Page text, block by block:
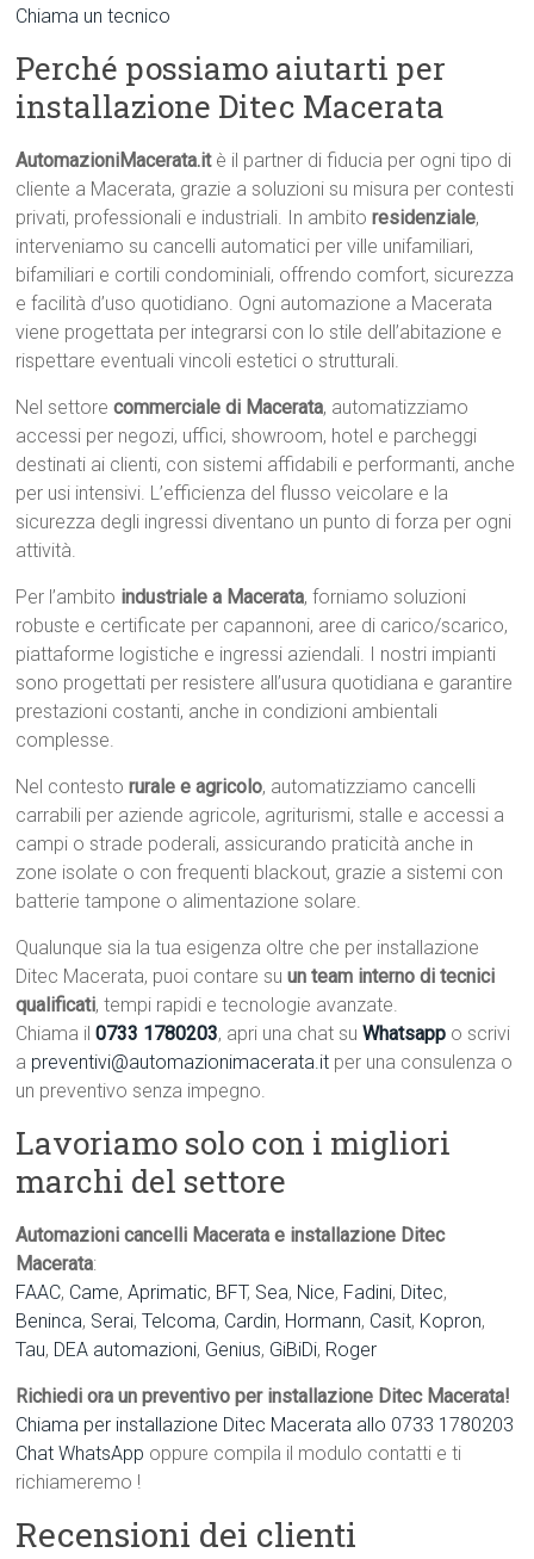
Chiama un tecnico
Perché possiamo aiutarti per
installazione Ditec Macerata
AutomazioniMacerata.itè il partner di fiducia per ogni tipo di
cliente a Macerata, grazie a soluzioni su misura per contesti
privati, professionali e industriali. In ambitoresidenziale,
interveniamo su cancelli automatici per ville unifamiliari,
bifamiliari e cortili condominiali, offrendo comfort, sicurezza
e facilità d’uso quotidiano. Ogni automazione a Macerata
viene progettata per integrarsi con lo stile dell’abitazione e
rispettare eventuali vincoli estetici o strutturali.
Nel settorecommerciale di Macerata, automatizziamo
accessi per negozi, uffici, showroom, hotel e parcheggi
destinati ai clienti, con sistemi affidabili e performanti, anche
per usi intensivi. L’efficienza del flusso veicolare e la
sicurezza degli ingressi diventano un punto di forza per ogni
attività.
Per l’ambito industriale a Macerata, forniamo soluzioni
robuste e certificate per capannoni, aree di carico/scarico,
piattaforme logistiche e ingressi aziendali. I nostri impianti
sono progettati per resistere all’usura quotidiana e garantire
prestazioni costanti, anche in condizioni ambientali
complesse.
Nel contestorurale e agricolo, automatizziamo cancelli
carrabili per aziende agricole, agriturismi, stalle e accessi a
campi o strade poderali, assicurando praticità anche in
zone isolate o con frequenti blackout, grazie a sistemi con
batterie tampone o alimentazione solare.
Qualunque sia la tua esigenza oltre che per installazione
Ditec Macerata, puoi contare suun team interno di tecnici
qualificati, tempi rapidi e tecnologie avanzate.
Chiama il0733 1780203, apri una chat suWhatsapp o scrivi
a preventivi@automazionimacerata.it per una consulenza o
un preventivo senza impegno.
Lavoriamo solo con i migliori
marchi del settore
Automazioni cancelli Macerata e installazione Ditec
Macerata:
FAAC, Came,Aprimatic, BFT, Sea, Nice, Fadini, Ditec,
Beninca, Serai,Telcoma, Cardin, Hormann, Casit, Kopron,
Tau, DEA automazioni, Genius, GiBiDi, Roger
Richiedi ora un preventivo per installazione Ditec Macerata!
Chiama per installazione Ditec Macerata allo 0733 1780203
Chat WhatsApp oppure compila il modulo contatti e ti
richiameremo !
Recensioni dei clienti